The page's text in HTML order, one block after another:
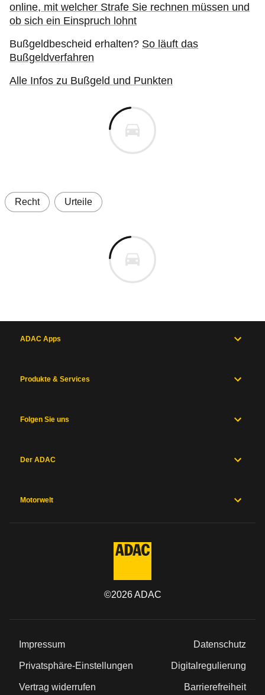
online, mit welcher Strafe Sie rechnen müssen und
ob sich ein Einspruch lohnt
Bußgeldbescheid erhalten? So läuft das
Bußgeldverfahren
Alle Infos zu Bußgeld und Punkten
Recht Urteile
ADAC Apps
Produkte & Services
Folgen Sie uns
Der ADAC
Motorwelt
©2026ADAC
Impressum Datenschutz
Privatsphäre-Einstellungen Digitalregulierung
Vertrag widerrufen Barrierefreiheit